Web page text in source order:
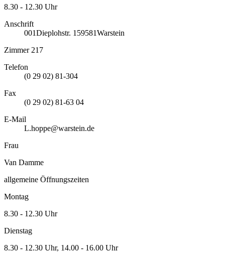
8.30 - 12.30 Uhr
Anschrift
001Dieplohstr. 1 59581Warstein
Zimmer 217
Telefon
(0 29 02) 81-304
Fax
(0 29 02) 81-63 04
E-Mail
L.hoppe@warstein.de
Frau
Van Damme
allgemeine Öffnungszeiten
Montag
8.30 - 12.30 Uhr
Dienstag
8.30 - 12.30 Uhr, 14.00 - 16.00 Uhr